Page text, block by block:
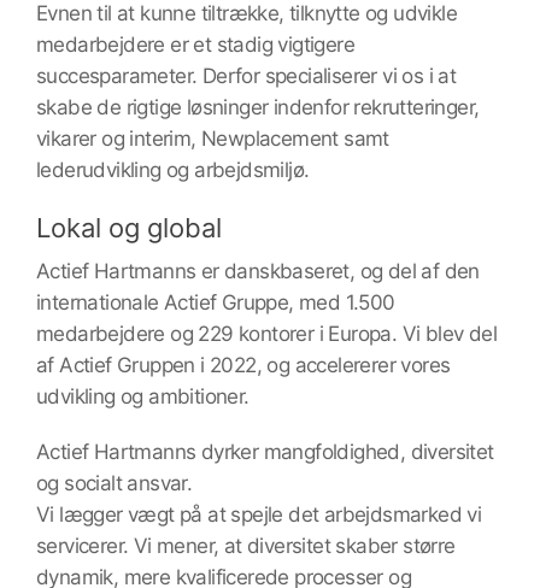
Evnen til at kunne tiltrække, tilknytte og udvikle
medarbejdere er et stadig vigtigere
succesparameter. Derfor specialiserer vi os i at
skabe de rigtige løsninger indenfor rekrutteringer,
vikarer og interim, Newplacement samt
lederudvikling og arbejdsmiljø.
Lokal og global
Actief Hartmanns er danskbaseret, og del af den
internationale Actief Gruppe, med 1.500
medarbejdere og 229 kontorer i Europa. Vi blev del
af Actief Gruppen i 2022, og accelererer vores
udvikling og ambitioner.
Actief Hartmanns dyrker mangfoldighed, diversitet
og socialt ansvar.
Vi lægger vægt på at spejle det arbejdsmarked vi
servicerer. Vi mener, at diversitet skaber større
dynamik, mere kvalificerede processer og